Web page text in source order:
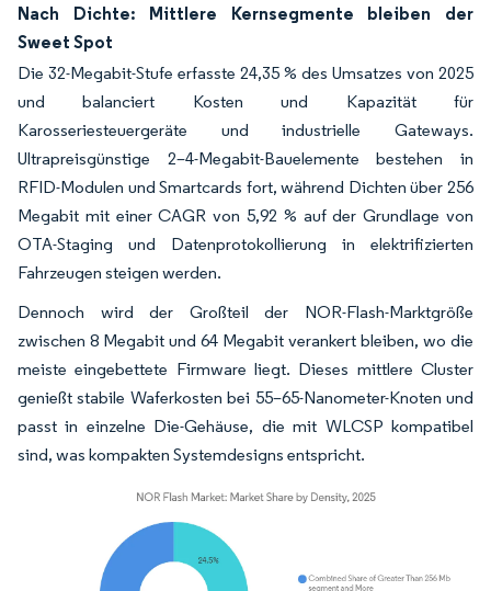
Nach Dichte: Mittlere Kernsegmente bleiben der
Sweet Spot
Die 32-Megabit-Stufe erfasste 24,35 % des Umsatzes von 2025
und balanciert Kosten und Kapazität für
Karosseriesteuergeräte und industrielle Gateways.
Ultrapreisgünstige 2–4-Megabit-Bauelemente bestehen in
RFID-Modulen und Smartcards fort, während Dichten über 256
Megabit mit einer CAGR von 5,92 % auf der Grundlage von
OTA-Staging und Datenprotokollierung in elektrifizierten
Fahrzeugen steigen werden.
Dennoch wird der Großteil der NOR-Flash-Marktgröße
zwischen 8 Megabit und 64 Megabit verankert bleiben, wo die
meiste eingebettete Firmware liegt. Dieses mittlere Cluster
genießt stabile Waferkosten bei 55–65-Nanometer-Knoten und
passt in einzelne Die-Gehäuse, die mit WLCSP kompatibel
sind, was kompakten Systemdesigns entspricht.